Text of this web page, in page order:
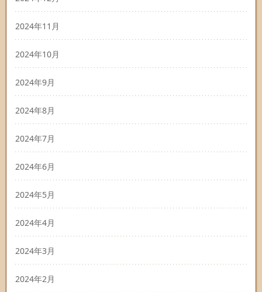
2024年11月
2024年10月
2024年9月
2024年8月
2024年7月
2024年6月
2024年5月
2024年4月
2024年3月
2024年2月